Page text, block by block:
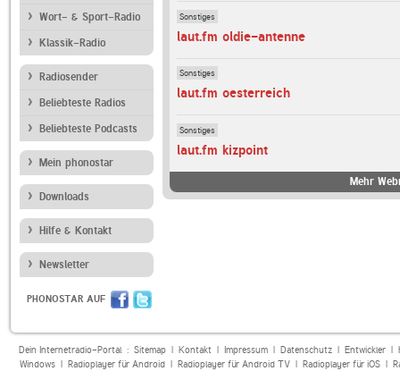
Wort- & Sport-Radio
Klassik-Radio
Radiosender
Beliebteste Radios
Beliebteste Podcasts
Mein phonostar
Downloads
Hilfe & Kontakt
Newsletter
PHONOSTAR AUF
Sonstiges
laut.fm oldie-antenne
Sonstiges
laut.fm oesterreich
Sonstiges
laut.fm kizpoint
Mehr
Dein Internetradio-Portal : Sitemap| Kontakt| Impressum| Datenschutz| Entwickler|
Windows| Radioplayer für Android| Radioplayer für Android TV| Radioplayer für iOS|